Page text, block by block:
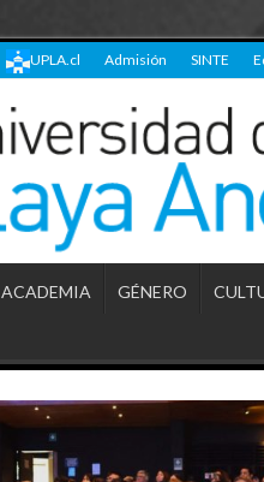
UPLA.cl Admisión SINTE
ACADEMIA GÉNERO